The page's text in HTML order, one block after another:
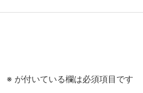
※ が付いている欄は必須項目です